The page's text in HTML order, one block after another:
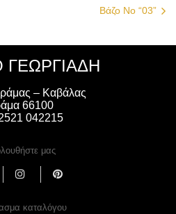
Βάζο Νο “03”
ΓΕΩΡΓΙΑΔΗ
– Καβάλας
66100
042215
μας
καταλόγου